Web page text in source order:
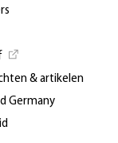
& artikelen
Germany